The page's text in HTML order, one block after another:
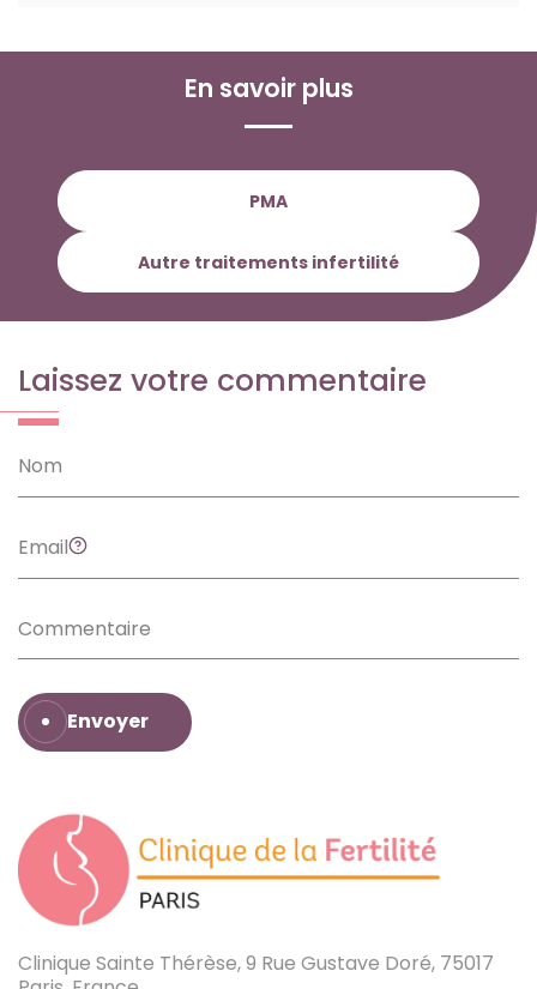
En savoir plus
PMA
Autre traitements infertilité
Laissez votre commentaire
Envoyer
Clinique Sainte Thérèse, 9 Rue Gustave Doré, 75017